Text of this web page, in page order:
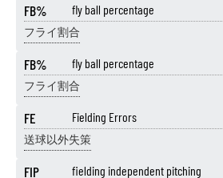
FB% fly ball percentage
フライ割合
FB% fly ball percentage
フライ割合
FE Fielding Errors
送球以外失策
FIP fielding independent pitching